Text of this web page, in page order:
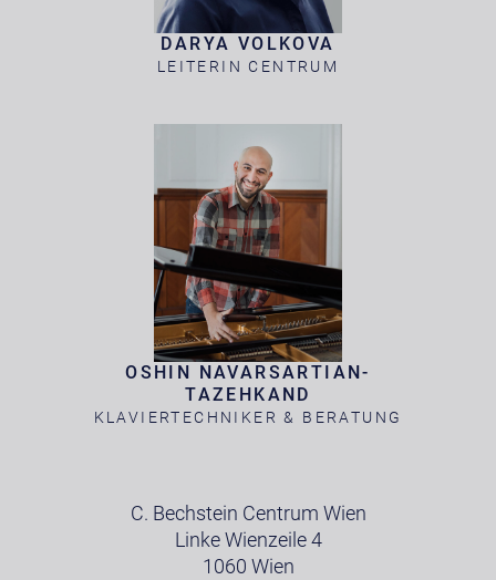
DARYA VOLKOVA
LEITERIN CENTRUM
OSHIN NAVARSARTIAN-
TAZEHKAND
KLAVIERTECHNIKER & BERATUNG
C. Bechstein Centrum Wien
Linke Wienzeile 4
1060 Wien